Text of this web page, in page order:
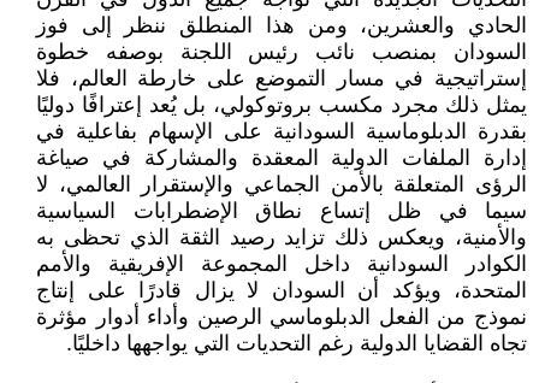
الحادي والعشرين، ومن هذا المنطلق ننظر إلى فوز
السودان بمنصب نائب رئيس اللجنة بوصفه خطوة
إستراتيجية في مسار التموضع على خارطة العالم، فلا
يمثل ذلك مجرد مكسب بروتوكولي، بل يُعد إعترافًا دوليًا
بقدرة الدبلوماسية السودانية على الإسهام بفاعلية في
إدارة الملفات الدولية المعقدة والمشاركة في صياغة
الرؤى المتعلقة بالأمن الجماعي والإستقرار العالمي، لا
سيما في ظل إتساع نطاق الإضطرابات السياسية
والأمنية، ويعكس ذلك تزايد رصيد الثقة الذي تحظى به
الكوادر السودانية داخل المجموعة الإفريقية والأمم
المتحدة، ويؤكد أن السودان لا يزال قادرًا على إنتاج
نموذج من الفعل الدبلوماسي الرصين وأداء أدوار مؤثرة
تجاه القضايا الدولية رغم التحديات التي يواجهها داخليًا.